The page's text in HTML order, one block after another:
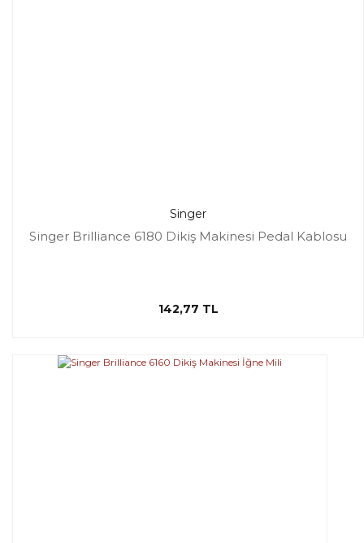
Singer
Singer Brilliance 6180 Dikiş Makinesi Pedal Kablosu
142,77 TL